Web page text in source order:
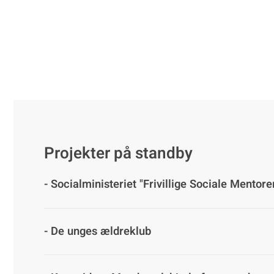
Projekter på standby
- Socialministeriet "Frivillige Sociale
- De unges ældreklub